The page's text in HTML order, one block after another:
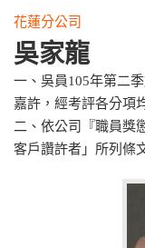
花蓮分公司
吳家龍
一、吳員105年第二
嘉許，經考評各分項
二、依公司『職員獎
客戶讚許者」所列條